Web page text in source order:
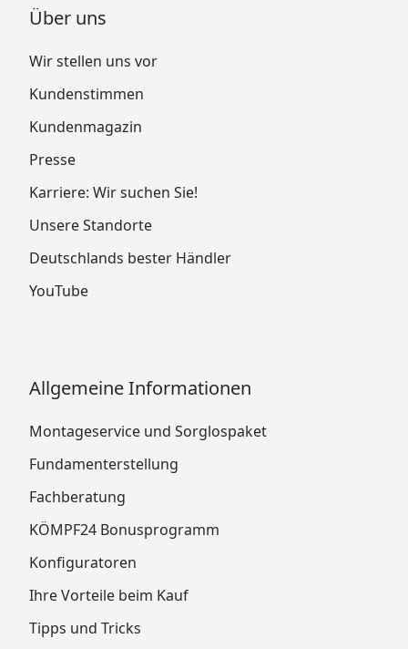
Über uns
Wir stellen uns vor
Kundenstimmen
Kundenmagazin
Presse
Karriere: Wir suchen Sie!
Unsere Standorte
Deutschlands bester Händler
YouTube
Allgemeine Informationen
Montageservice und Sorglospaket
Fundamenterstellung
Fachberatung
KÖMPF24 Bonusprogramm
Konfiguratoren
Ihre Vorteile beim Kauf
Tipps und Tricks